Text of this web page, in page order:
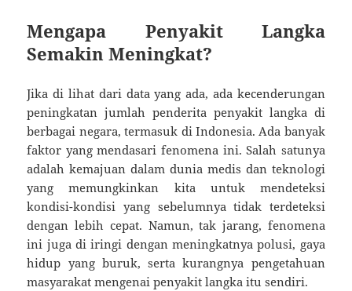
Mengapa Penyakit Langka
Semakin Meningkat?
Jika di lihat dari data yang ada, ada kecenderungan
peningkatan jumlah penderita penyakit langka di
berbagai negara, termasuk di Indonesia. Ada banyak
faktor yang mendasari fenomena ini. Salah satunya
adalah kemajuan dalam dunia medis dan teknologi
yang memungkinkan kita untuk mendeteksi
kondisi-kondisi yang sebelumnya tidak terdeteksi
dengan lebih cepat. Namun, tak jarang, fenomena
ini juga di iringi dengan meningkatnya polusi, gaya
hidup yang buruk, serta kurangnya pengetahuan
masyarakat mengenai penyakit langka itu sendiri.